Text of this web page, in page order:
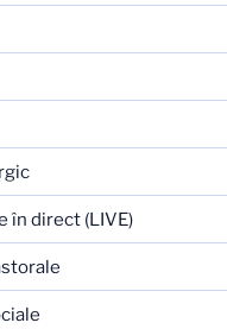
în direct (LIVE)